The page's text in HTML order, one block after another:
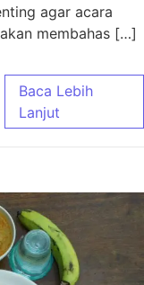
agar acara
membahas […]
Murah Jawa
Baca Lebih
Lanjut